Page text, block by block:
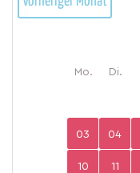
Mo. Di.
03 04
10 11